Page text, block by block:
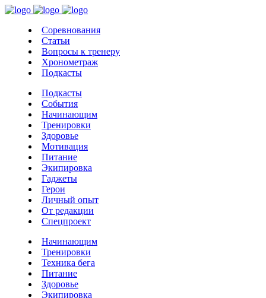
Соревнования
Статьи
Вопросы к тренеру
Хронометраж
Подкасты
Подкасты
События
Начинающим
Тренировки
Здоровье
Мотивация
Питание
Экипировка
Гаджеты
Герои
Личный опыт
От редакции
Спецпроект
Начинающим
Тренировки
Техника бега
Питание
Здоровье
Экипировка